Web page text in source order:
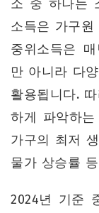
소 중 하나는
소득은 가구
중위소득은
만 아니라 다
활용됩니다.
하게 파악하
가구의 최저
물가 상승률
2024년 기준